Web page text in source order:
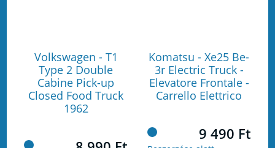
Volkswagen - T1
Type 2 Double
Cabine Pick-up
Closed Food Truck
1962
Komatsu - Xe25 Be-
3r Electric Truck -
Elevatore Frontale -
Carrello Elettrico
9 490 Ft